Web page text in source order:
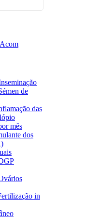
de
das
mês
dos
in